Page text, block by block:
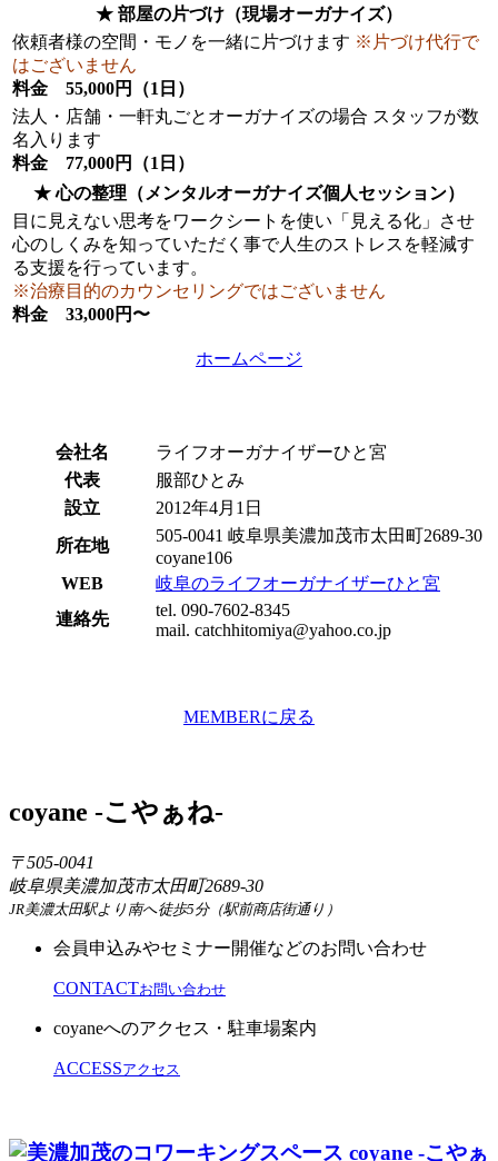
★ 部屋の片づけ（現場オーガナイズ）
依頼者様の空間・モノを一緒に片づけます ※片づけ代行で
はございません
料金 55,000円（1日）
法人・店舗・一軒丸ごとオーガナイズの場合 スタッフが数
名入ります
料金 77,000円（1日）
★ 心の整理（メンタルオーガナイズ個人セッション）
目に見えない思考をワークシートを使い「見える化」させ
心のしくみを知っていただく事で人生のストレスを軽減す
る支援を行っています。
※治療目的のカウンセリングではございません
料金 33,000円〜
ホームページ
会社名
ライフオーガナイザーひと宮
代表
服部ひとみ
設立
2012年4月1日
所在地
505-0041 岐阜県美濃加茂市太田町2689-30
coyane106
WEB
岐阜のライフオーガナイザーひと宮
連絡先
tel. 090-7602-8345
mail. catchhitomiya@yahoo.co.jp
MEMBERに戻る
coyane -こやぁね-
〒505-0041
岐阜県美濃加茂市太田町2689-30
JR美濃太田駅より南へ徒歩5分（駅前商店街通り）
会員申込みやセミナー開催などのお問い合わせ
CONTACTお問い合わせ
coyaneへのアクセス・駐車場案内
ACCESSアクセス